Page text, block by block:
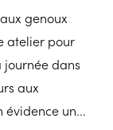
genoux
atelier pour
dans
aux
évidence un...